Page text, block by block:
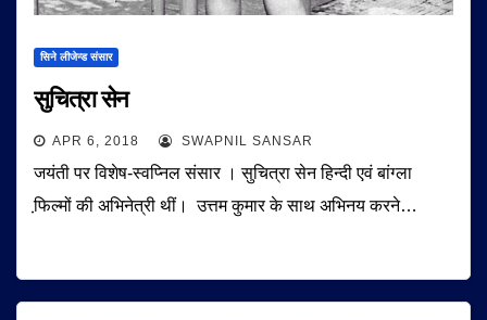
सिने लीजेन्ड संसार
सुचित्रा सेन
APR 6, 2018 SWAPNIL SANSAR
जयंती पर विशेष-स्वप्निल संसार । सुचित्रा सेन हिन्दी एवं बांग्ला
फि़ल्मों की अभिनेत्री थीं। उत्तम कुमार के साथ अभिनय करने…